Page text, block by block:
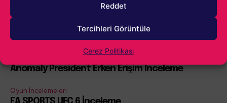
Reddet
Tercihleri Görüntüle
Çerez Politikası
Oyun Makaleleri
Ne Hissedeceğini Bilememek: League of Legends
Classic Oynadık
Anomaly President Erken Erişim İnceleme
Oyun İncelemeleri